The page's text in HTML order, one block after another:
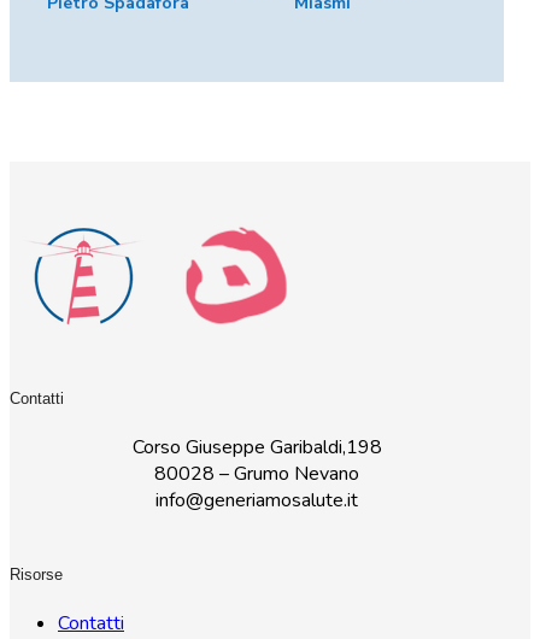
Contatti
Corso Giuseppe Garibaldi,198
80028 – Grumo Nevano
info@generiamosalute.it
Risorse
Contatti